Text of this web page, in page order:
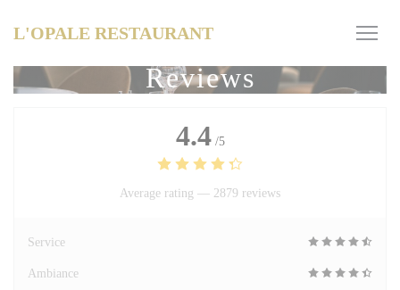
L'OPALE RESTAURANT
Reviews
4.4 /5
Average rating — 2879 reviews
Service
Ambiance